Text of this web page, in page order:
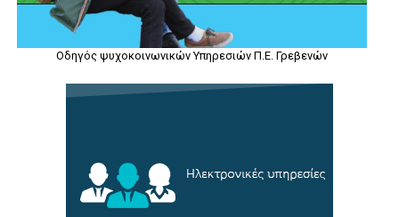
Οδηγός ψυχοκοινωνικών Υπηρεσιών Π.Ε. Γρεβενών